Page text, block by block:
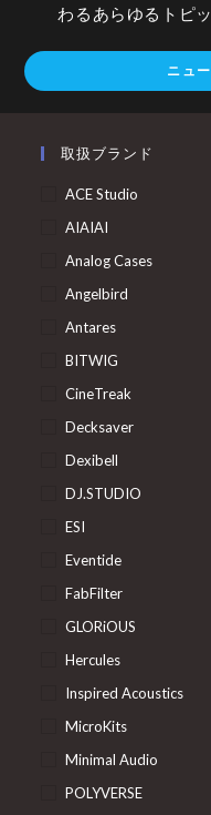
わるあらゆるトピ
ニュ
取扱ブランド
ACE Studio
AIAIAI
Analog Cases
Angelbird
Antares
BITWIG
CineTreak
Decksaver
Dexibell
DJ.STUDIO
ESI
Eventide
FabFilter
GLORiOUS
Hercules
Inspired Acoustics
MicroKits
Minimal Audio
POLYVERSE